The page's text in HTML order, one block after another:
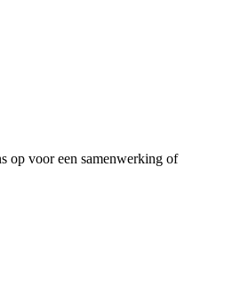
op voor een samenwerking of